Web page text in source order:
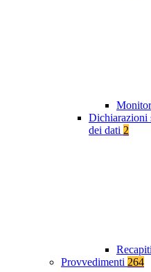
Dichiarazioni
dei dati 2
Provvedimenti 264